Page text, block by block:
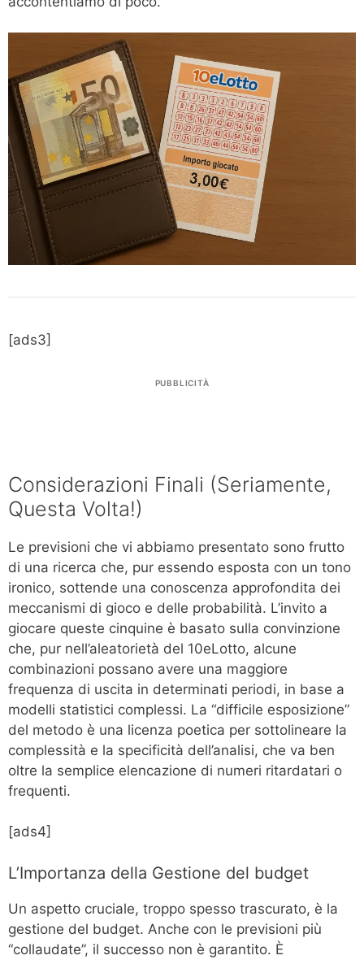
[ads3]
PUBBLICITÀ
Considerazioni Finali (Seriamente,
Questa Volta!)
Le previsioni che vi abbiamo presentato sono frutto
di una ricerca che, pur essendo esposta con un tono
ironico, sottende una conoscenza approfondita dei
meccanismi di gioco e delle probabilità. L’invito a
giocare queste cinquine è basato sulla convinzione
che, pur nell’aleatorietà del 10eLotto, alcune
combinazioni possano avere una maggiore
frequenza di uscita in determinati periodi, in base a
modelli statistici complessi. La “difficile esposizione”
del metodo è una licenza poetica per sottolineare la
complessità e la specificità dell’analisi, che va ben
oltre la semplice elencazione di numeri ritardatari o
frequenti.
[ads4]
L’Importanza della Gestione del budget
Un aspetto cruciale, troppo spesso trascurato, è la
gestione del budget. Anche con le previsioni più
“collaudate”, il successo non è garantito. È